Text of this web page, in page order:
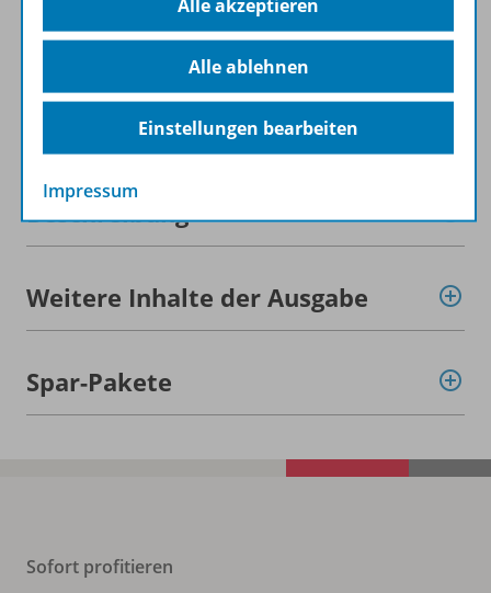
Informationen
Beschreibung
Weitere Inhalte der Ausgabe
Spar-Pakete
Sofort profitieren
Alle akzeptieren
Alle ablehnen
Einstellungen bearbeiten
Impressum